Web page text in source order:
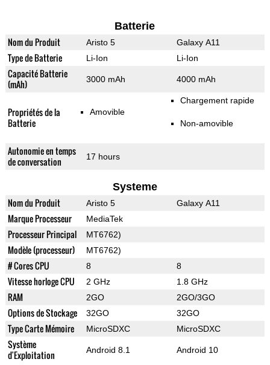
Batterie
Nom du Produit Aristo 5 Galaxy A11
Type de Batterie Li-Ion Li-Ion
Capacité Batterie
(mAh)
3000 mAh 4000 mAh
Propriétés de la
Batterie
Amovible
Chargement rapide
Non-amovible
Autonomie en temps
de conversation
17 hours
Systeme
Nom du Produit Aristo 5 Galaxy A11
Marque Processeur MediaTek
Processeur Principal MT6762)
Modèle (processeur) MT6762)
# Cores CPU 8 8
Vitesse horloge CPU 2 GHz 1.8 GHz
RAM 2GO 2GO/3GO
Options de Stockage 32GO 32GO
Type Carte Mémoire MicroSDXC MicroSDXC
Système
d'Exploitation
Android 8.1 Android 10